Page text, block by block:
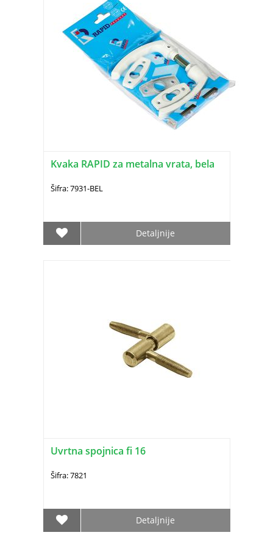
Kvaka RAPID za metalna vrata, bela
Šifra: 7931-BEL
Detaljnije
Uvrtna spojnica fi 16
Šifra: 7821
Detaljnije